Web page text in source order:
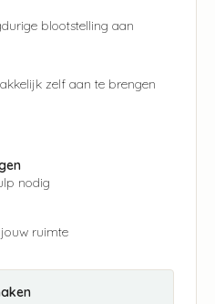
blootstelling aan
zelf aan te brengen
nodig
ruimte